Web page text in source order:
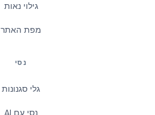
גילוי נאות
מפת האתר
נסי
גלי סגנונות